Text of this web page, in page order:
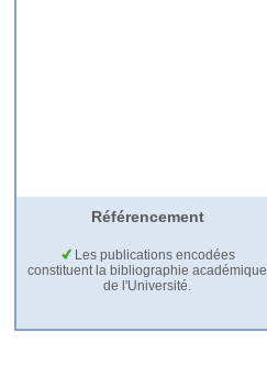
Référencement
Les publications encodées
constituent la bibliographie académique
de l'Université.